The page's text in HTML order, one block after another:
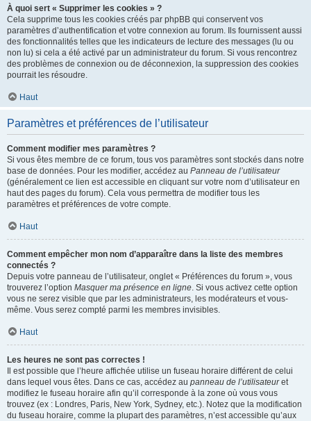
À quoi sert « Supprimer les cookies » ?
Cela supprime tous les cookies créés par phpBB qui conservent vos
paramètres d’authentification et votre connexion au forum. Ils fournissent aussi
des fonctionnalités telles que les indicateurs de lecture des messages (lu ou
non lu) si cela a été activé par un administrateur du forum. Si vous rencontrez
des problèmes de connexion ou de déconnexion, la suppression des cookies
pourrait les résoudre.
Haut
Paramètres et préférences de l’utilisateur
Comment modifier mes paramètres ?
Si vous êtes membre de ce forum, tous vos paramètres sont stockés dans notre
base de données. Pour les modifier, accédez au Panneau de l’utilisateur
(généralement ce lien est accessible en cliquant sur votre nom d’utilisateur en
haut des pages du forum). Cela vous permettra de modifier tous les
paramètres et préférences de votre compte.
Haut
Comment empêcher mon nom d’apparaître dans la liste des membres
connectés ?
Depuis votre panneau de l’utilisateur, onglet « Préférences du forum », vous
trouverez l’option Masquer ma présence en ligne. Si vous activez cette option
vous ne serez visible que par les administrateurs, les modérateurs et vous-
même. Vous serez compté parmi les membres invisibles.
Haut
Les heures ne sont pas correctes !
Il est possible que l’heure affichée utilise un fuseau horaire différent de celui
dans lequel vous êtes. Dans ce cas, accédez au panneau de l’utilisateuret
modifiez le fuseau horaire afin qu’il corresponde à la zone où vous vous
trouvez (ex : Londres, Paris, New York, Sydney, etc.). Notez que la modification
du fuseau horaire, comme la plupart des paramètres, n’est accessible qu’aux